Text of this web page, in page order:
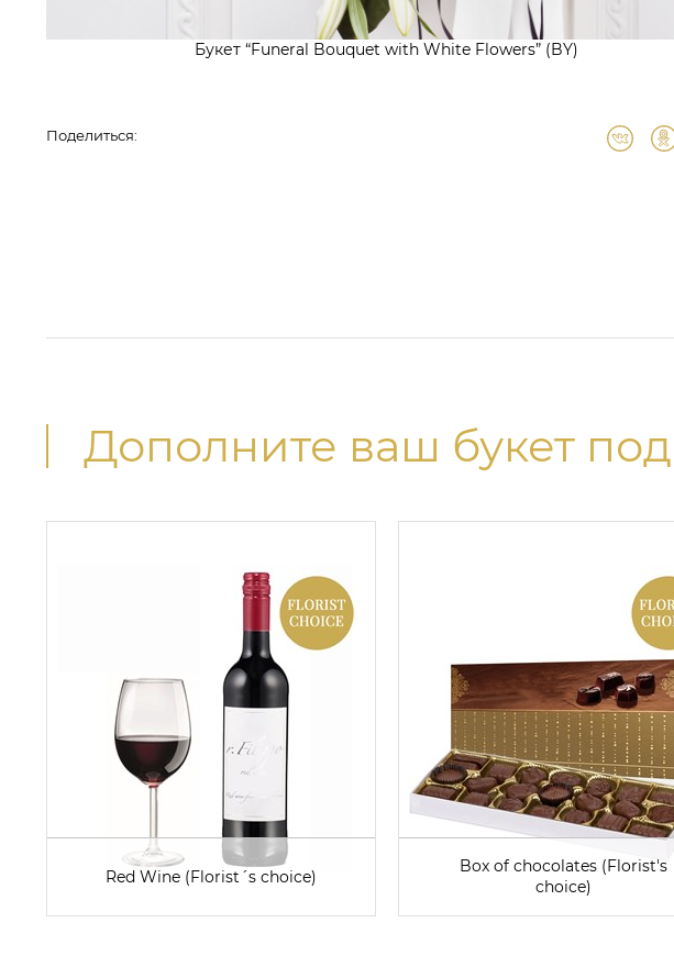
Букет “Funeral Bouquet with White Flowers” (BY)
Поделиться:
Дополните ваш букет
Red Wine (Florist´s choice)
Box of chocolates (Florist's
choice)